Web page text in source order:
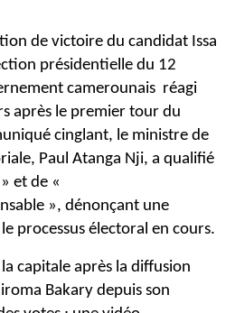
de victoire du candidat Issa
présidentielle du 12
camerounais réagi
après le premier tour du
cinglant, le ministre de
Paul Atanga Nji, a qualifié
et de «
», dénonçant une
processus électoral en cours.
capitale après la diffusion
Bakary depuis son